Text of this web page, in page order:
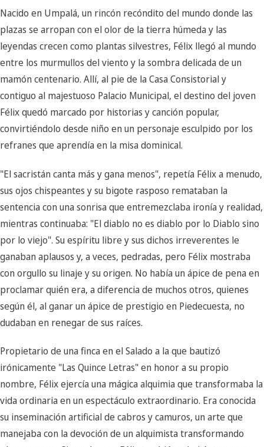
Nacido en Umpalá, un rincón recóndito del mundo donde las
plazas se arropan con el olor de la tierra húmeda y las
leyendas crecen como plantas silvestres, Félix llegó al mundo
entre los murmullos del viento y la sombra delicada de un
mamón centenario. Allí, al pie de la Casa Consistorial y
contiguo al majestuoso Palacio Municipal, el destino del joven
Félix quedó marcado por historias y canción popular,
convirtiéndolo desde niño en un personaje esculpido por los
refranes que aprendía en la misa dominical.
"El sacristán canta más y gana menos", repetía Félix a menudo,
sus ojos chispeantes y su bigote rasposo remataban la
sentencia con una sonrisa que entremezclaba ironía y realidad,
mientras continuaba: "El diablo no es diablo por lo Diablo sino
por lo viejo". Su espíritu libre y sus dichos irreverentes le
ganaban aplausos y, a veces, pedradas, pero Félix mostraba
con orgullo su linaje y su origen. No había un ápice de pena en
proclamar quién era, a diferencia de muchos otros, quienes
según él, al ganar un ápice de prestigio en Piedecuesta, no
dudaban en renegar de sus raíces.
Propietario de una finca en el Salado a la que bautizó
irónicamente "Las Quince Letras" en honor a su propio
nombre, Félix ejercía una mágica alquimia que transformaba la
vida ordinaria en un espectáculo extraordinario. Era conocida
su inseminación artificial de cabros y camuros, un arte que
manejaba con la devoción de un alquimista transformando